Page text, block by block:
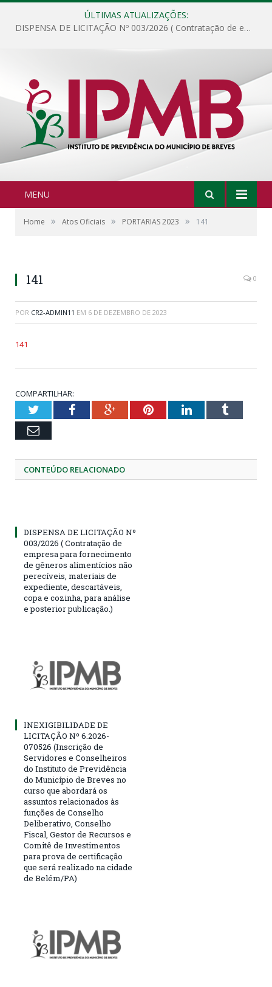
ÚLTIMAS ATUALIZAÇÕES:
DISPENSA DE LICITAÇÃO Nº 003/2026 ( Contratação de empresa para fornecimento de gêneros alimentícios não perecíveis, materiais de expediente, descartáveis, copa e cozinha, para análise e posterior publicação.)
MENU
Home » Atos Oficiais » PORTARIAS 2023 » 141
141 0
POR CR2-ADMIN11 EM 6 DE DEZEMBRO DE 2023
141
COMPARTILHAR:
TwitterFacebookGoogle+PinterestLinkedInTumblr
Email
CONTEÚDO RELACIONADO
DISPENSA DE LICITAÇÃO Nº
003/2026 ( Contratação de
empresa para fornecimento
de gêneros alimentícios não
perecíveis, materiais de
expediente, descartáveis,
copa e cozinha, para análise
e posterior publicação.)
INEXIGIBILIDADE DE
LICITAÇÃO Nº 6.2026-
070526 (Inscrição de
Servidores e Conselheiros
do Instituto de Previdência
do Município de Breves no
curso que abordará os
assuntos relacionados às
funções de Conselho
Deliberativo, Conselho
Fiscal, Gestor de Recursos e
Comitê de Investimentos
para prova de certificação
que será realizado na cidade
de Belém/PA)